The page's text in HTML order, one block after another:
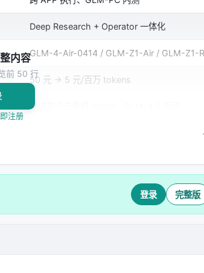
Deep Research + Operator 一体化
GLM-4-Air-0414 / GLM-Z1-Air / GLM-Z1-
50 元 → 5 元/百万 tokens
全球首个云手机 Agent，GLM-4.5 驱动
Phone Agent 框架 + AutoGLM-Phone-9B
、36氪、GitHub zai-org/Open-AutoGLM
6B → GLM-4 → GLM-Z1 → GLM-4.5 →
用 App → 沉思桌面端 → 云手机 → 开源框
内容
前 50 行
注册
登录 完整版